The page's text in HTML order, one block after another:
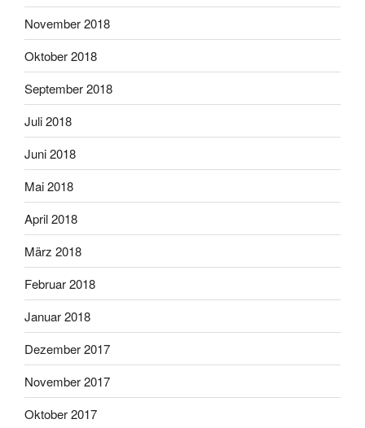
November 2018
Oktober 2018
September 2018
Juli 2018
Juni 2018
Mai 2018
April 2018
März 2018
Februar 2018
Januar 2018
Dezember 2017
November 2017
Oktober 2017